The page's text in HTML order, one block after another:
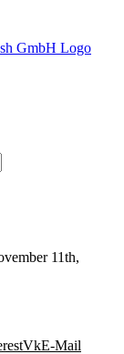
11th,
VkE-Mail